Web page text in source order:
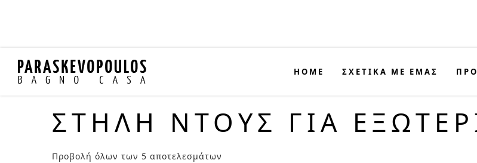
HOME ΣΧΕΤΙΚΑ ΜΕ ΕΜΑΣ
ΣΤΉΛΗ ΝΤΟΥΣ ΓΙΑ
Προβολή όλων των 5 αποτελεσμάτων